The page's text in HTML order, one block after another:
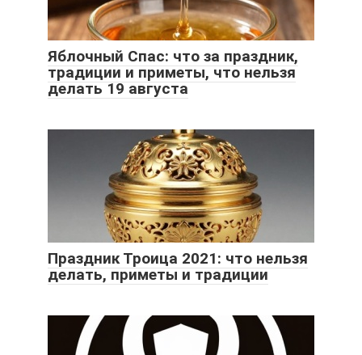
Яблочный Спас: что за праздник,
традиции и приметы, что нельзя
делать 19 августа
Праздник Троица 2021: что нельзя
делать, приметы и традиции